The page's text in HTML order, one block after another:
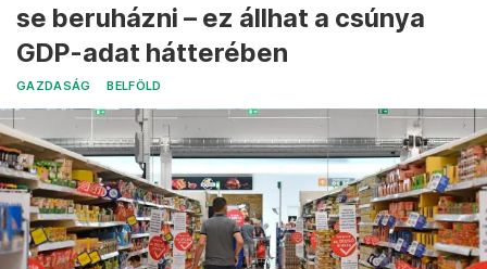
se beruházni – ez állhat a csúnya
GDP-adat hátterében
GAZDASÁG BELFÖLD